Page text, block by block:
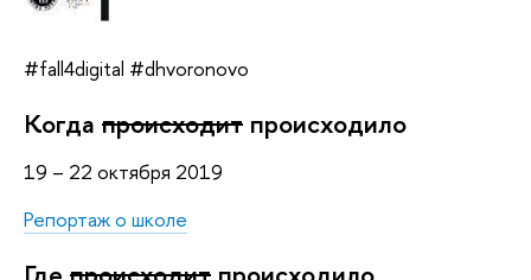
#fall4digital #dhvoronovo
Когда происходит происходило
19 – 22 октября 2019
Репортаж о школе